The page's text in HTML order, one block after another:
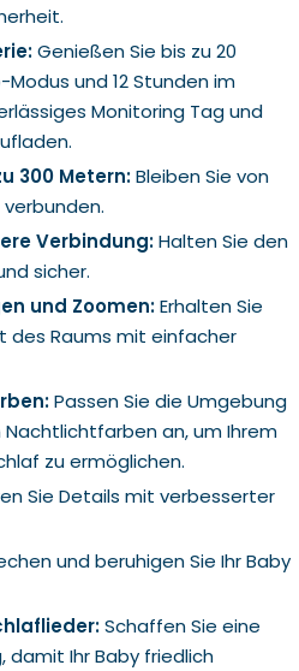
Genießen Sie bis zu 20
und 12 Stunden im
Monitoring Tag und
300 Metern:Bleiben Sie von
Verbindung:Halten Sie den
sicher.
und Zoomen:Erhalten Sie
des Raums mit einfacher
Passen Sie die Umgebung
an, um Ihrem
zu ermöglichen.
Sie Details mit verbesserter
und beruhigen Sie Ihr Baby
Schaffen Sie eine
damit Ihr Baby friedlich